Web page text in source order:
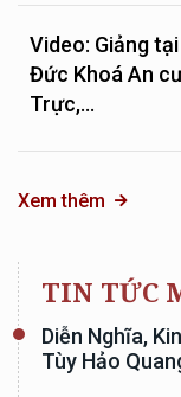
Video: Giảng
Đức Khoá An
Trực,...
Xem thêm
TIN TỨC
Diễn Nghĩa,
Tùy Hảo